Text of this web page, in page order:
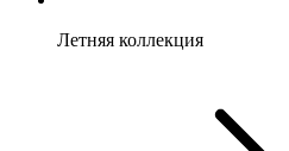
Летняя коллекция